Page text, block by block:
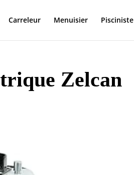
Carreleur Menuisier Pisciniste
Zelcan